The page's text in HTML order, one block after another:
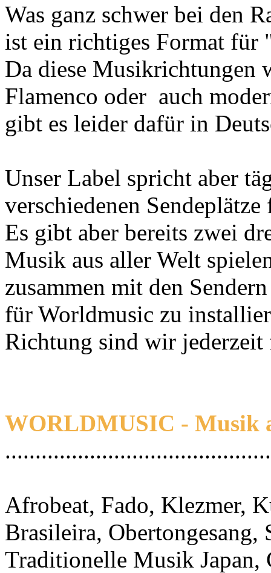
Was ganz schwer bei den
ist ein richtiges Format
Da diese Musikrichtungen
Flamenco oder auch
gibt es leider dafür in
Unser Label spricht aber
verschiedenen
Es gibt aber bereits zwei
Musik aus aller Welt
zusammen mit den
für Worldmusic zu
Richtung sind wir jederzeit
WORLDMUSIC - Musik
Afrobeat, Fado,
Brasileira,
Traditionelle Musik